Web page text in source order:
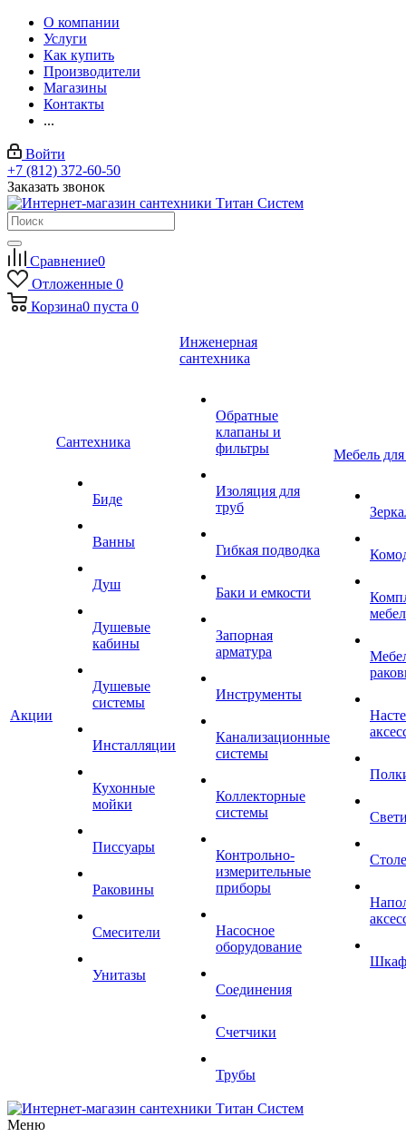
О компании
Услуги
Как купить
Производители
Магазины
Контакты
...
Войти
+7 (812) 372-60-50
Заказать звонок
Сравнение0
Отложенные 0
Корзина0 пуста 0
Акции
Сантехника
Биде
Ванны
Душ
Душевые
кабины
Душевые
системы
Инсталляции
Кухонные
мойки
Писсуары
Раковины
Смесители
Унитазы
Инженерная
сантехника
Обратные
клапаны и
фильтры
Изоляция для
труб
Гибкая подводка
Баки и емкости
Запорная
арматура
Инструменты
Канализационные
системы
Коллекторные
системы
Контрольно-
измерительные
приборы
Насосное
оборудование
Соединения
Счетчики
Трубы
Мебель
Меню